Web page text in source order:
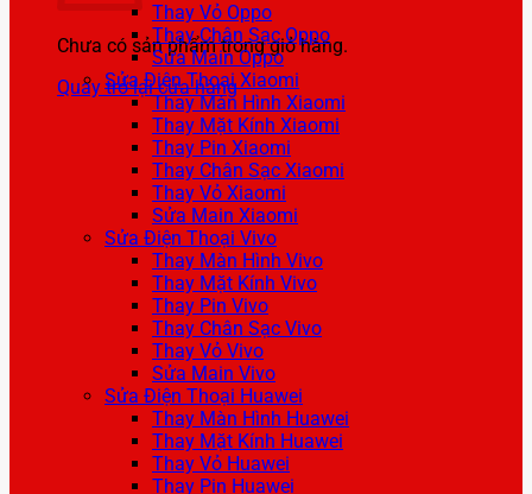
Chưa có sản phẩm trong giỏ hàng.
Quay trở lại cửa hàng
Thay Vỏ Oppo
Thay Chân Sạc Oppo
Sửa Main Oppo
Sửa Điện Thoại Xiaomi
Thay Màn Hình Xiaomi
Thay Mặt Kính Xiaomi
Thay Pin Xiaomi
Thay Chân Sạc Xiaomi
Thay Vỏ Xiaomi
Sửa Main Xiaomi
Sửa Điện Thoại Vivo
Thay Màn Hình Vivo
Thay Mặt Kính Vivo
Thay Pin Vivo
Thay Chân Sạc Vivo
Thay Vỏ Vivo
Sửa Main Vivo
Sửa Điện Thoại Huawei
Thay Màn Hình Huawei
Thay Mặt Kính Huawei
Thay Vỏ Huawei
Thay Pin Huawei